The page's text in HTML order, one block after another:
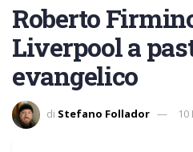
Roberto
Liverpool a
evangelico
di Stefano Follador 10